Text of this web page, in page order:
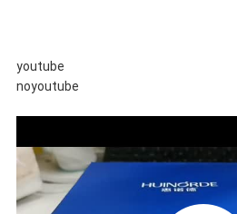
youtube
noyoutube